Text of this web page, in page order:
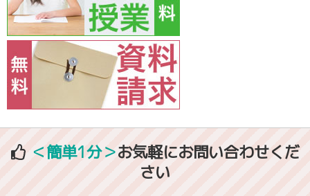
＜簡単1分＞お気軽にお問い合わせくだ
さい